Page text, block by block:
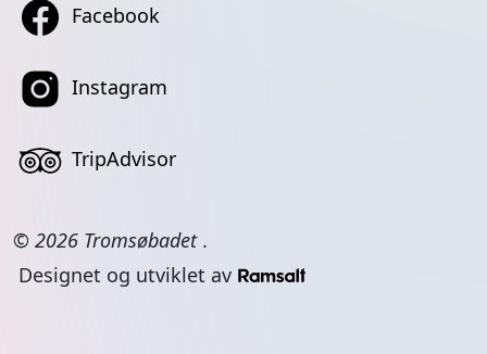
Facebook
Instagram
TripAdvisor
© 2026 Tromsøbadet .
Designet og utviklet av